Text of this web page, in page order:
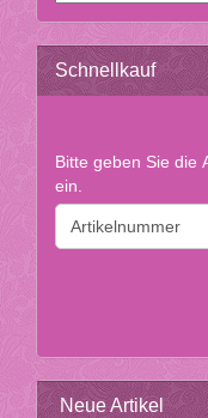
Schnellkauf
BITTE
GEBEN
SIE
DIE
EIN.
Bitte geben Sie die
ein.
Neue Artikel